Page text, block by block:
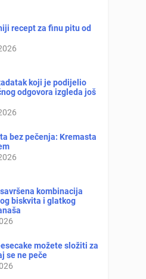
recept za finu pitu od
koji je podijelio
odgovora izgleda još
bez pečenja: Kremasta
kombinacija
biskvita i glatkog
možete složiti za
se ne peče